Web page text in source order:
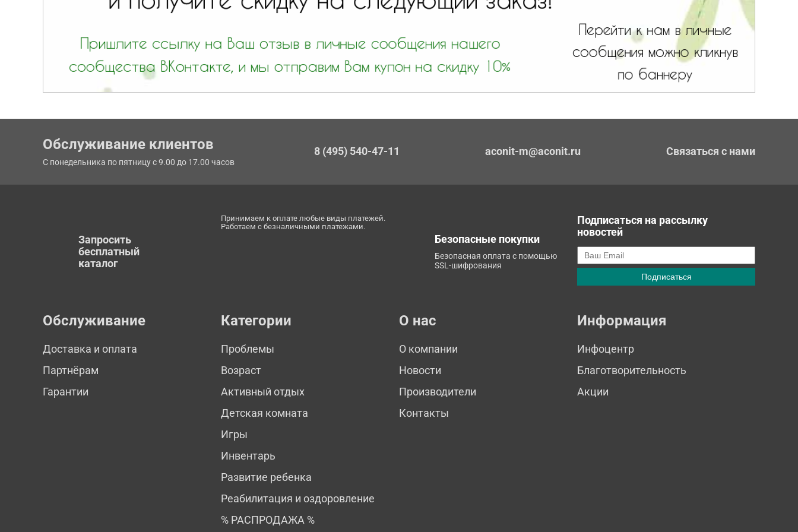
Обслуживание клиентов
С понедельника по пятницу с 9.00 до 17.00 часов
8 (495) 540-47-11 aconit-m@aconit.ru Связаться с нами
Запросить
бесплатный
каталог
Принимаем к оплате любые виды платежей.
Работаем с безналичными платежами.
Безопасные покупки
Безопасная оплата с помощью
SSL-шифрования
Подписаться на рассылку
новостей
Обслуживание
Доставка и оплата
Партнёрам
Гарантии
Категории
Проблемы
Возраст
Активный отдых
Детская комната
Игры
Инвентарь
Развитие ребенка
Реабилитация и оздоровление
% РАСПРОДАЖА %
О нас
О компании
Новости
Производители
Контакты
Информация
Инфоцентр
Благотворительность
Акции